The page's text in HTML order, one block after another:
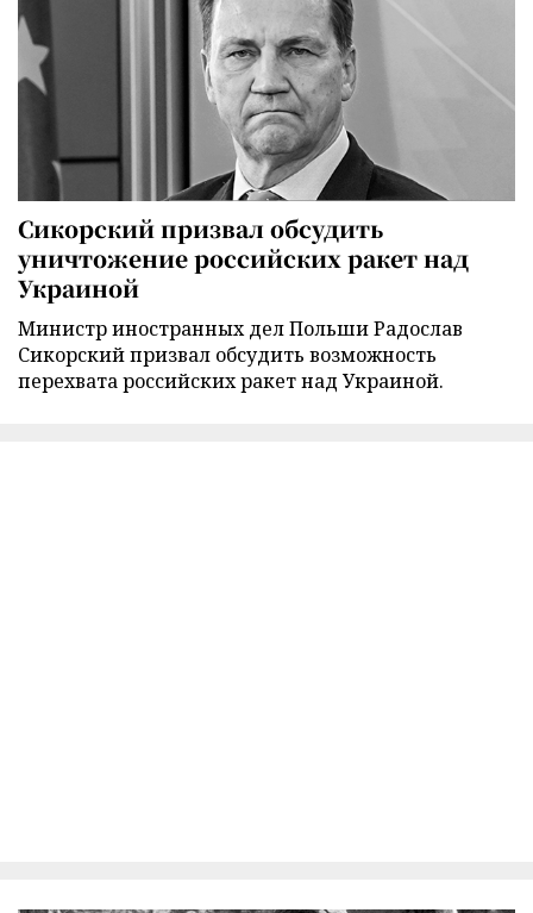
Сикорский призвал обсудить
уничтожение российских ракет над
Украиной
Министр иностранных дел Польши Радослав
Сикорский призвал обсудить возможность
перехвата российских ракет над Украиной.